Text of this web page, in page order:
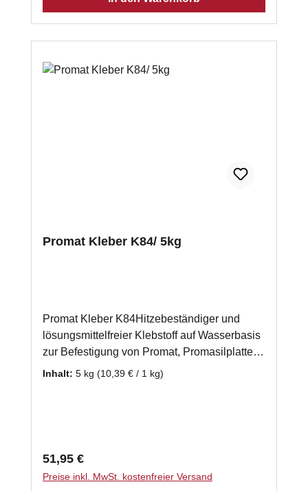
Promat Kleber K84/ 5kg
Promat Kleber K84Hitzebeständiger und
lösungsmittelfreier Klebstoff auf Wasserbasis
zur Befestigung von Promat, Promasilplatten
und Wärmedämmplatten. Auch zur
Abbindezeit: 8 h Laut Herstellerempfehlung
benötigen Sie ca. 2kg Promasilkleber je m²
Inhalt: 5 kg (10,39 € / 1 kg)
Regulärer Preis:
51,95 €
Preise inkl. MwSt. kostenfreier Versand